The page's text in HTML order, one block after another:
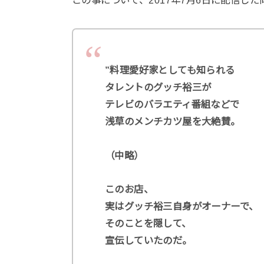
”料理愛好家としても知られる
タレントのグッチ裕三が
テレビのバラエティ番組などで
浅草のメンチカツ屋を大絶賛。
（中略）
このお店、
実はグッチ裕三自身がオーナーで、
そのことを隠して、
宣伝していたのだ。